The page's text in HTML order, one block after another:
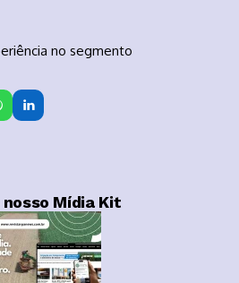
no segmento
nosso Mídia Kit